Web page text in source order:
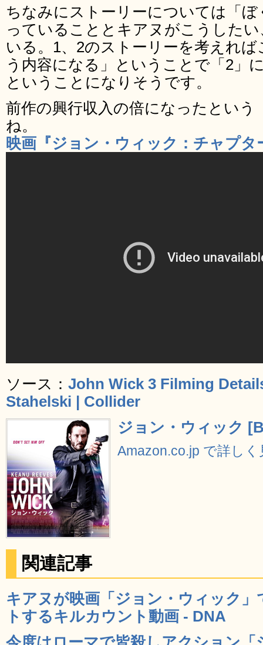
ちなみにストーリーについては「
っていることとキアヌがこうした
いる。1、2のストーリーを考えれ
う内容になる」ということで「2」
ということになりそうです。
前作の興行収入の倍になったという
ね。
映画『ジョン・ウィック：チャプタ
ソース： John Wick 3 Filming
Stahelski | Collider
ジョン・ウィック
Amazon.co.jp で詳しく
関連記事
キアヌが映画「ジョン・ウィック
トするキルカウント動画 - DNA